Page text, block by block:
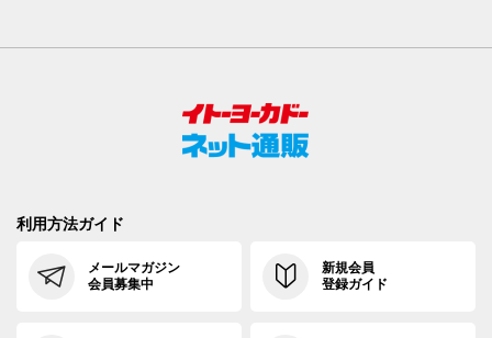
利用方法ガイド
メールマガジン
会員募集中
新規会員
登録ガイド